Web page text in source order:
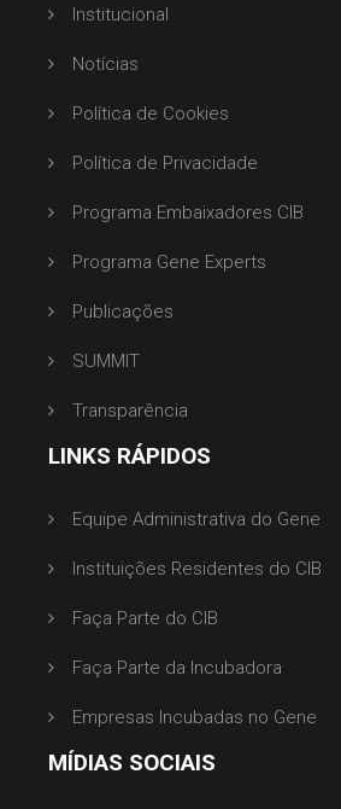
Institucional
Notícias
Política de Cookies
Política de Privacidade
Programa Embaixadores CIB
Programa Gene Experts
Publicações
SUMMIT
Transparência
LINKS RÁPIDOS
Equipe Administrativa do Gene
Instituições Residentes do CIB
Faça Parte do CIB
Faça Parte da Incubadora
Empresas Incubadas no Gene
MÍDIAS SOCIAIS